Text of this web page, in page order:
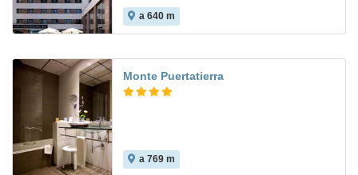
a 640 m
Monte Puertatierra
a 769 m